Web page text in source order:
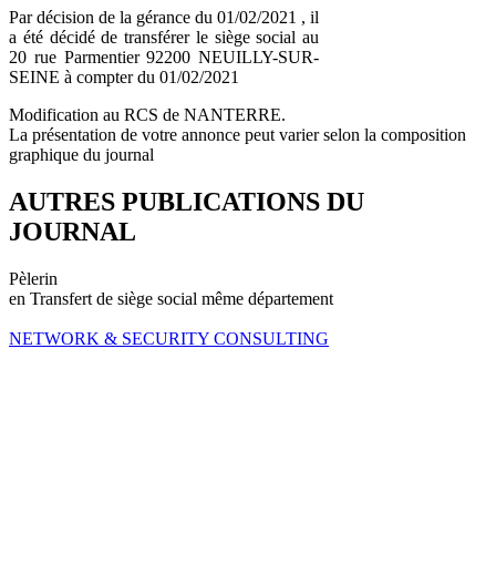
Par décision de la gérance du 01/02/2021 , il
a été décidé de transférer le siège social au
20 rue Parmentier 92200 NEUILLY-SUR-
SEINE à compter du 01/02/2021
Modification au RCS de NANTERRE.
La présentation de votre annonce peut varier selon la composition
graphique du journal
AUTRES PUBLICATIONS DU
JOURNAL
Pèlerin
en Transfert de siège social même département
NETWORK & SECURITY CONSULTING